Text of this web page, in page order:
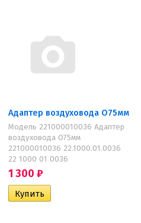
Адаптер воздуховода O75мм
Модель 221000010036 Адаптер
воздуховода O75мм
221000010036 22.1000.01.0036
22 1000 01 0036
1 300 ₽